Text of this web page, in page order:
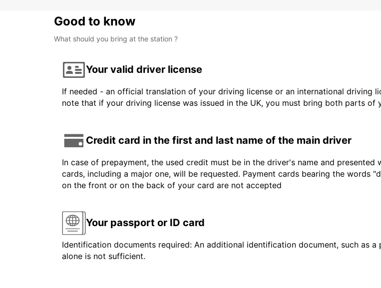
Good to know
What should you bring at the station ?
Your valid driver license
If needed - an official translation of your driving license or an international driving
note that if your driving license was issued in the UK, you must bring both parts of
Credit card in the first and last name of the main driver
In case of prepayment, the used credit must be in the driver's name and
cards, including a major one, will be requested. Payment cards bearing the words
on the front or on the back of your card are not accepted
Your passport or ID card
Identification documents required: An additional identification document, such as
alone is not sufficient.